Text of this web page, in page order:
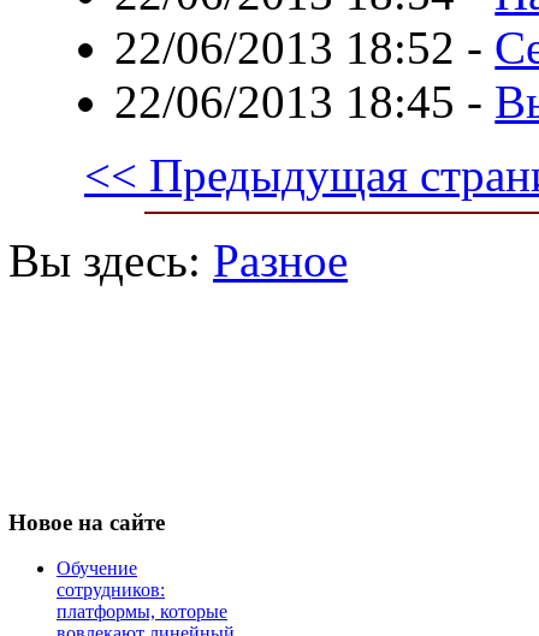
22/06/2013 18:52 -
22/06/2013 18:45 -
<< Предыдущая
Вы здесь: Разное
Новое на сайте
Обучение
сотрудников:
платформы, которые